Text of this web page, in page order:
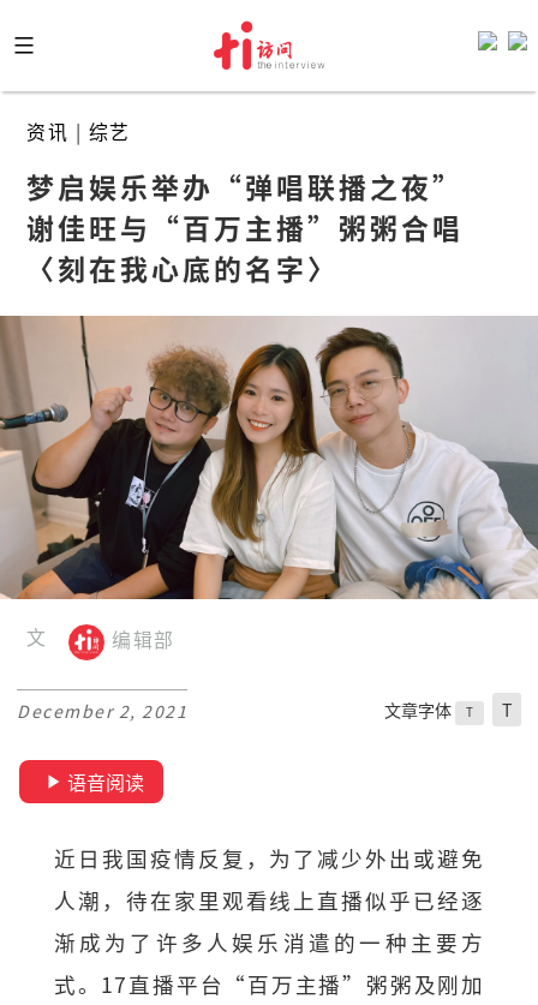
to
content
资讯 | 综艺
梦启娱乐举办“弹唱联播之夜”
谢佳旺与“百万主播”粥粥合唱
〈刻在我心底的名字〉
文 编辑部
December 2, 2021 文章字体 T T
语音阅读
近日我国疫情反复，为了减少外出或避免
人潮，待在家里观看线上直播似乎已经逐
渐成为了许多人娱乐消遣的一种主要方
式。17直播平台“百万主播”粥粥及刚加